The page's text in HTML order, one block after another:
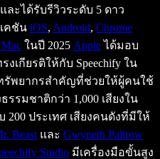
ะได้รับรีวิวระดับ 5 ดาว
คชัน iOS, Android, Chrome
ในปี 2025 Appleได้มอบ
งเกียรติให้กับ Speechify ใน
รัพยากรสำคัญที่ช่วยให้ผู้คนใช้
รรมชาติกว่า 1,000 เสียงใน
200 ประเทศ เสียงคนดังที่มีให้
Beast และ Gwyneth Paltrow
Studio มีเครื่องมือขั้นสูง